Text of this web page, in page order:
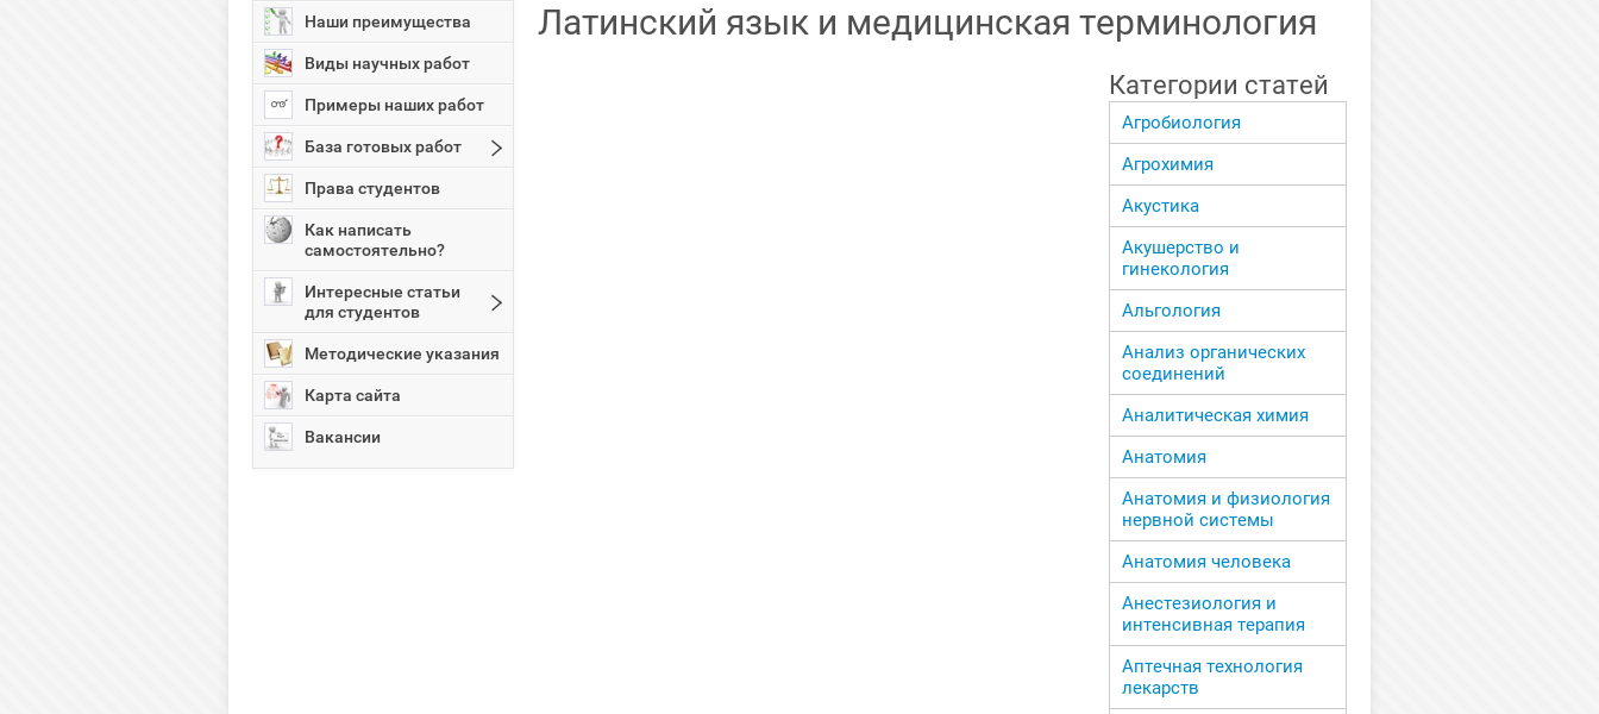
Наши преимущества
Виды научных работ
Примеры наших работ
База готовых работ
Права студентов
Как написать
самостоятельно?
Интересные статьи
для студентов
Методические указания
Карта сайта
Вакансии
Латинский язык и медицинская терминология
Категории статей
Агробиология
Агрохимия
Акустика
Акушерство и
гинекология
Альгология
Анализ органических
соединений
Аналитическая химия
Анатомия
Анатомия и физиология
нервной системы
Анатомия человека
Анестезиология и
интенсивная терапия
Аптечная технология
лекарств